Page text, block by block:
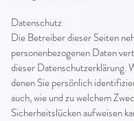
Datenschutz
Die Betreiber dieser Seiten
personenbezogenen Daten
dieser Datenschutzerklärung.
denen Sie persönlich
auch, wie und zu welchem
Sicherheitslücken aufweisen